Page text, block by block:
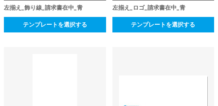
左揃え_飾り線_請求書在中_青
テンプレートを選択する
左揃え_ロゴ_請求書在中_青
テンプレートを選択する